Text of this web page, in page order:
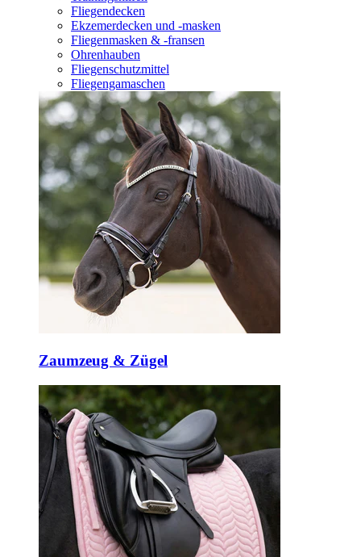
Fliegendecken
Ekzemerdecken und -masken
Fliegenmasken & -fransen
Ohrenhauben
Fliegenschutzmittel
Fliegengamaschen
Zaumzeug & Zügel